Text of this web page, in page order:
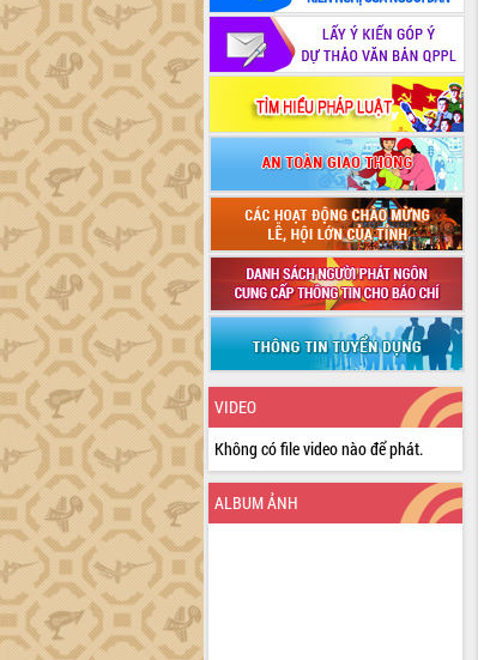
VIDEO
Không có file video nào để phát.
ALBUM ẢNH